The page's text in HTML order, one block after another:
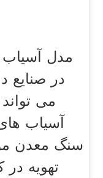
مدل آسیاب
در صنایع
می
آسیاب
سنگ معدن
تهویه